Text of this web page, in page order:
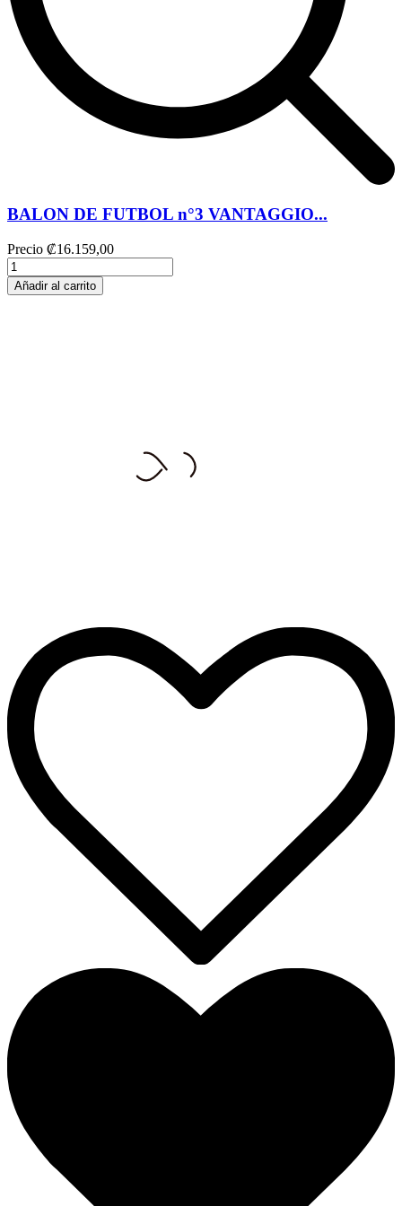
BALON DE FUTBOL n°3 VANTAGGIO...
Precio ₡16.159,00
Añadir al carrito